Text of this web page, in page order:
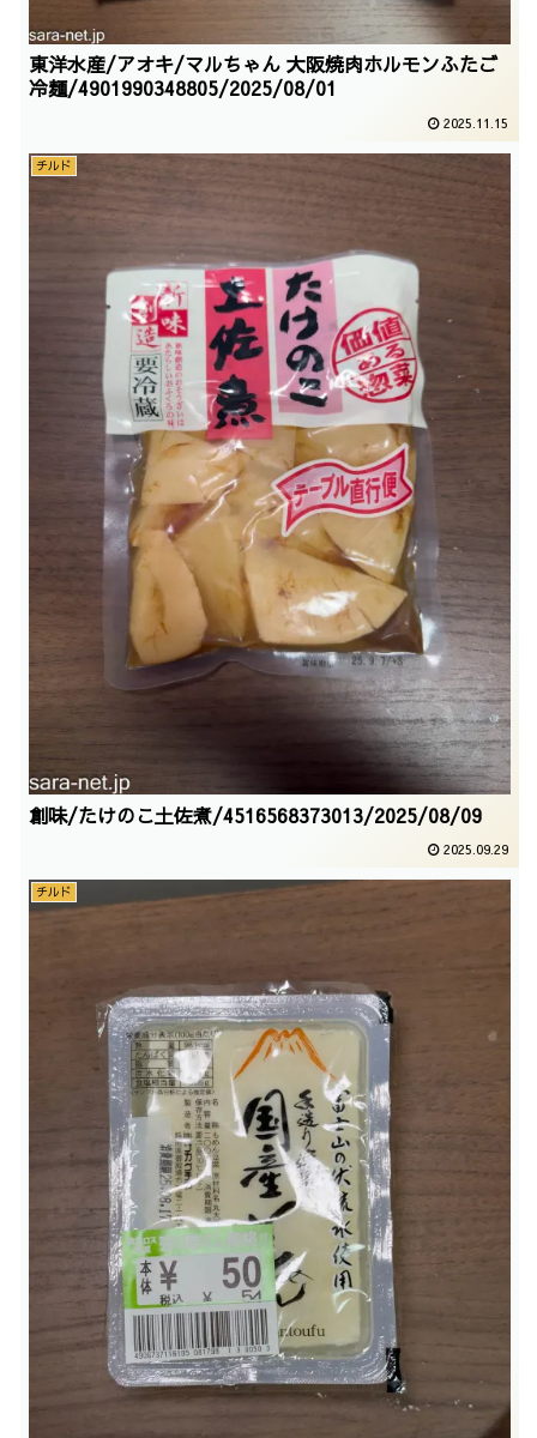
東洋水産/アオキ/マルちゃん 大阪焼肉ホルモンふたご
冷麺/4901990348805/2025/08/01
2025.11.15
チルド
創味/たけのこ土佐煮/4516568373013/2025/08/09
2025.09.29
チルド